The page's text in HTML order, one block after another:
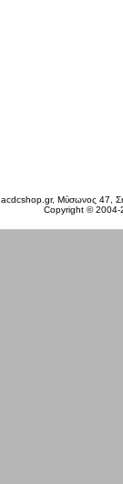
acdcshop.gr, Μύσωνος 47,
Copyright ©